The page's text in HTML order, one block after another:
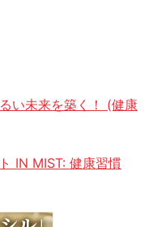
い未来を築く！ (健康
IN MIST: 健康習慣